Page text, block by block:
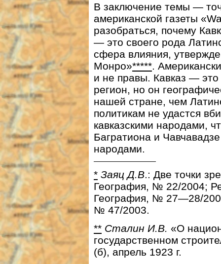
В заключение темы —
американской газеты
разобраться, почему
— это своего рода
сфера влияния,
Монро»*****.
и не правы. Кавказ —
регион, но он
нашей стране, чем
политикам не удастся
кавказскими народами,
Багратиона и
народами.
* Заяц Д.В .: Две точки
География, № 22/2004;
География, № 27—28/
№ 47/2003.
** Сталин И.В. «О
государственном
(б), апрель 1923 г.